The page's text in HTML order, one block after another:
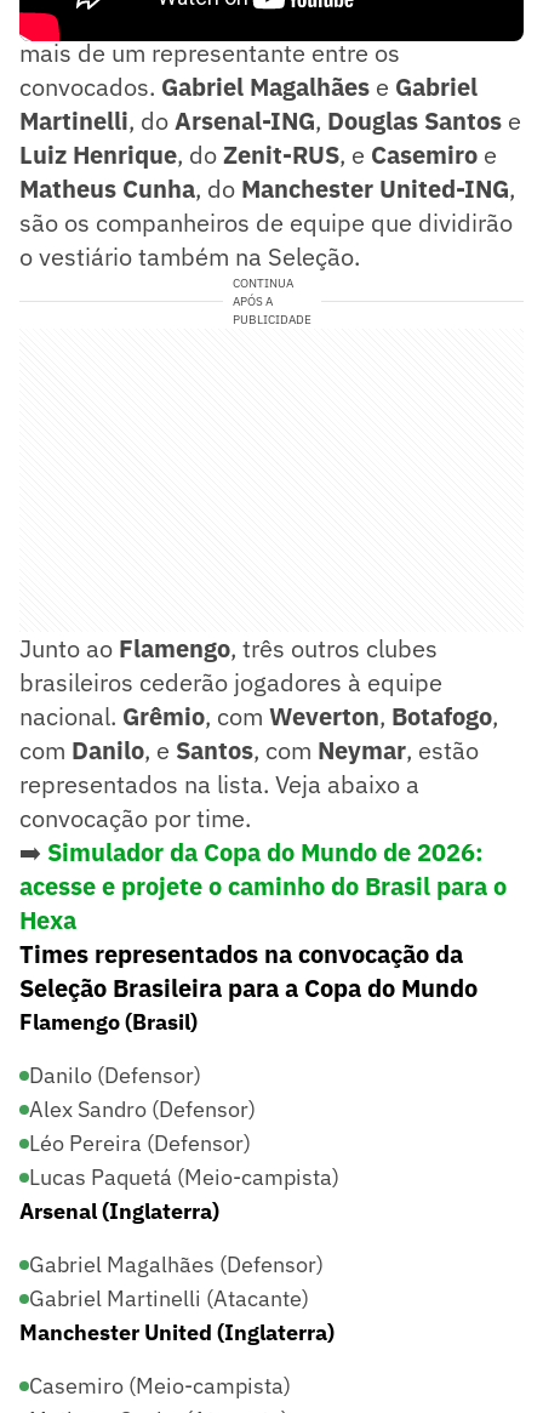
Além do Mais Querido, outros três times têm
mais de um representante entre os
convocados. Gabriel Magalhães e Gabriel
Martinelli, doArsenal-ING, Douglas Santos e
Luiz Henrique, doZenit-RUS, e Casemiro e
Matheus Cunha, do Manchester United-ING,
são os companheiros de equipe que dividirão
o vestiário também na Seleção.
CONTINUA
APÓS A
PUBLICIDADE
Junto ao Flamengo, três outros clubes
brasileiros cederão jogadores à equipe
nacional. Grêmio, com Weverton, Botafogo,
com Danilo, e Santos, com Neymar, estão
representados na lista. Veja abaixo a
convocação por time.
➡️ Simulador da Copa do Mundo de 2026:
acesse e projete o caminho do Brasil para o
Hexa
Times representados na convocação da
Seleção Brasileira para a Copa do Mundo
Flamengo (Brasil)
Danilo (Defensor)
Alex Sandro (Defensor)
Léo Pereira (Defensor)
Lucas Paquetá (Meio-campista)
Arsenal (Inglaterra)
Gabriel Magalhães (Defensor)
Gabriel Martinelli (Atacante)
Manchester United (Inglaterra)
Casemiro (Meio-campista)